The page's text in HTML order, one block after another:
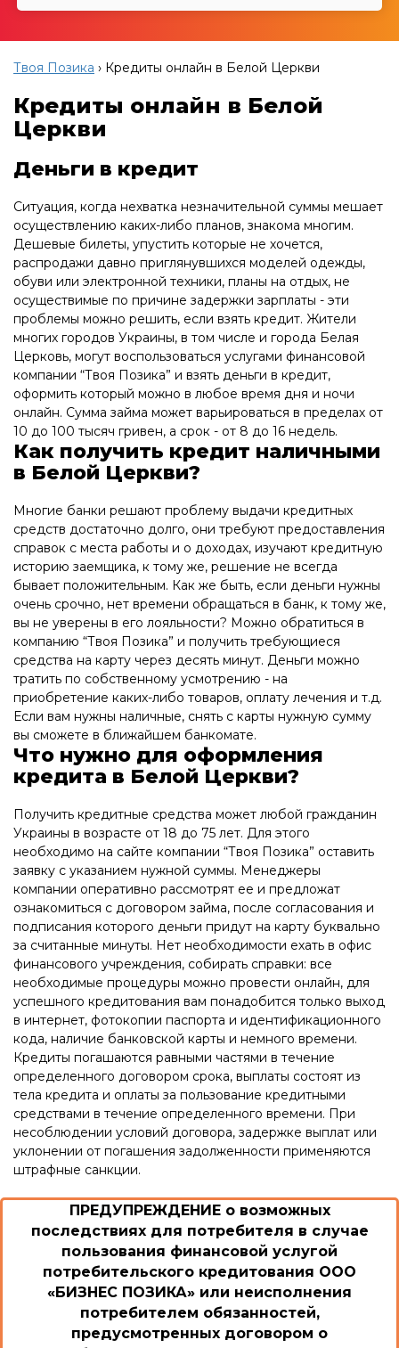
Твоя Позика › Кредиты онлайн в Белой Церкви
Кредиты онлайн в Белой
Церкви
Деньги в кредит
Ситуация, когда нехватка незначительной суммы мешает
осуществлению каких-либо планов, знакома многим.
Дешевые билеты, упустить которые не хочется,
распродажи давно приглянувшихся моделей одежды,
обуви или электронной техники, планы на отдых, не
осуществимые по причине задержки зарплаты - эти
проблемы можно решить, если взять кредит. Жители
многих городов Украины, в том числе и города Белая
Церковь, могут воспользоваться услугами финансовой
компании “Твоя Позика” и взять деньги в кредит,
оформить который можно в любое время дня и ночи
онлайн. Сумма займа может варьироваться в пределах от
10 до 100 тысяч гривен, а срок - от 8 до 16 недель.
Как получить кредит наличными
в Белой Церкви?
Многие банки решают проблему выдачи кредитных
средств достаточно долго, они требуют предоставления
справок с места работы и о доходах, изучают кредитную
историю заемщика, к тому же, решение не всегда
бывает положительным. Как же быть, если деньги нужны
очень срочно, нет времени обращаться в банк, к тому же,
вы не уверены в его лояльности? Можно обратиться в
компанию “Твоя Позика” и получить требующиеся
средства на карту через десять минут. Деньги можно
тратить по собственному усмотрению - на
приобретение каких-либо товаров, оплату лечения и т.д.
Если вам нужны наличные, снять с карты нужную сумму
вы сможете в ближайшем банкомате.
Что нужно для оформления
кредита в Белой Церкви?
Получить кредитные средства может любой гражданин
Украины в возрасте от 18 до 75 лет. Для этого
необходимо на сайте компании “Твоя Позика” оставить
заявку с указанием нужной суммы. Менеджеры
компании оперативно рассмотрят ее и предложат
ознакомиться с договором займа, после согласования и
подписания которого деньги придут на карту буквально
за считанные минуты. Нет необходимости ехать в офис
финансового учреждения, собирать справки: все
необходимые процедуры можно провести онлайн, для
успешного кредитования вам понадобится только выход
в интернет, фотокопии паспорта и идентификационного
кода, наличие банковской карты и немного времени.
Кредиты погашаются равными частями в течение
определенного договором срока, выплаты состоят из
тела кредита и оплаты за пользование кредитными
средствами в течение определенного времени. При
несоблюдении условий договора, задержке выплат или
уклонении от погашения задолженности применяются
штрафные санкции.
ПРЕДУПРЕЖДЕНИЕ о возможных
последствиях для потребителя в случае
пользования финансовой услугой
потребительского кредитования ООО
«БИЗНЕС ПОЗИКА» или неисполнения
потребителем обязанностей,
предусмотренных договором о